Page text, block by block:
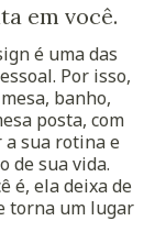
em você.
é uma das
Por isso,
banho,
posta, com
a sua rotina e
de sua vida.
é, ela deixa de
torna um lugar